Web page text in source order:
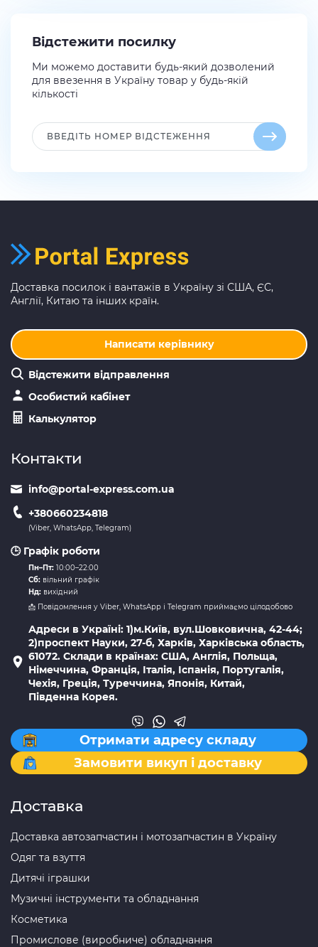
Відстежити посилку
Ми можемо доставити будь-який дозволений
для ввезення в Україну товар у будь-якій
кількості
Доставка посилок і вантажів в Україну зі США, ЄС,
Англії, Китаю та інших країн.
Написати керівнику
Відстежити відправлення
Особистий кабінет
Калькулятор
Контакти
info@portal-express.com.ua
+380660234818
(Viber, WhatsApp, Telegram)
🕒 Графік роботи
Пн–Пт: 10:00–22:00
Сб: вільний графік
Нд: вихідний
📩 Повідомлення у Viber, WhatsApp і Telegram приймаємо цілодобово
Адреси в Україні: 1)м.Київ, вул.Шовковична, 42-44;
2)проспект Науки, 27-б, Харків, Харківська область,
61072. Склади в країнах: США, Англія, Польща,
Німеччина, Франція, Італія, Іспанія, Португалія,
Чехія, Греція, Туреччина, Японія, Китай,
Південна Корея.
Отримати адресу складу
Замовити викуп і доставку
Доставка
Доставка автозапчастин і мотозапчастин в Україну
Одяг та взуття
Дитячі іграшки
Музичні інструменти та обладнання
Косметика
Промислове (виробниче) обладнання